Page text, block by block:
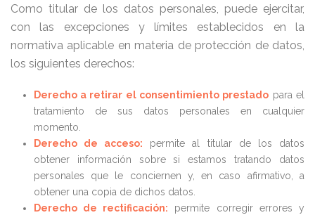
Como titular de los datos personales, puede ejercitar,
con las excepciones y límites establecidos en la
normativa aplicable en materia de protección de datos,
los siguientes derechos:
Derecho a retirar el consentimiento prestado para el
tratamiento de sus datos personales en cualquier
momento.
Derecho de acceso: permite al titular de los datos
obtener información sobre si estamos tratando datos
personales que le conciernen y, en caso afirmativo, a
obtener una copia de dichos datos.
Derecho de rectificación: permite corregir errores y